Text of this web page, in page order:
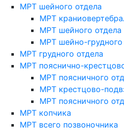
МРТ шейного отдела
МРТ
МРТ шейного отдела
МРТ шейно-грудного
МРТ грудного отдела
МРТ пояснично-
МРТ поясничного
МРТ крестцово-
МРТ поясничного
МРТ копчика
МРТ всего позвоночника